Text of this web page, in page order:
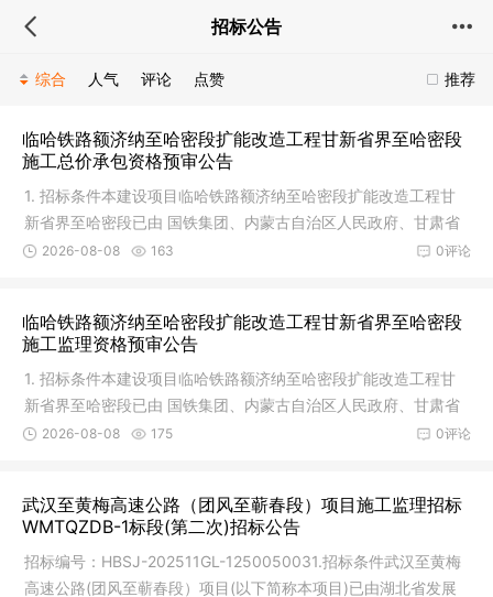
招标公告
推荐
综合 人气 评论 点赞
临哈铁路额济纳至哈密段扩能改造工程甘新省界至哈密段
施工总价承包资格预审公告
1. 招标条件本建设项目临哈铁路额济纳至哈密段扩能改造工程甘
新省界至哈密段已由 国铁集团、内蒙古自治区人民政府、甘肃省
人民政
0评论
2026-08-08 163
临哈铁路额济纳至哈密段扩能改造工程甘新省界至哈密段
施工监理资格预审公告
1. 招标条件本建设项目临哈铁路额济纳至哈密段扩能改造工程甘
新省界至哈密段已由 国铁集团、内蒙古自治区人民政府、甘肃省
人民政
0评论
2026-08-08 175
武汉至黄梅高速公路（团风至蕲春段）项目施工监理招标
WMTQZDB-1标段(第二次)招标公告
招标编号：HBSJ-202511GL-1250050031.招标条件武汉至黄梅
高速公路(团风至蕲春段）项目(以下简称本项目)已由湖北省发展